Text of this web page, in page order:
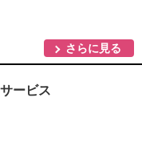
さらに見る
ービス